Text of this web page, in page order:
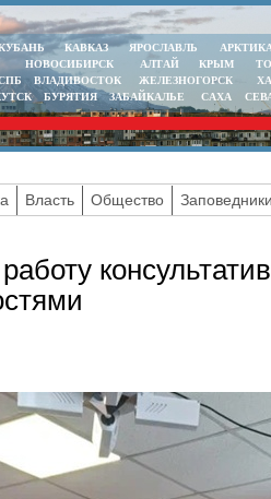
КАВКАЗ ЯРОСЛАВЛЬ
НОВОСИБИРСК АЛТАЙ КРЫМ
ВЛАДИВОСТОК ЖЕЛЕЗНОГОРСК
БУРЯТИЯ ЗАБАЙКАЛЬЕ САХА
Власть Общество Заповедники